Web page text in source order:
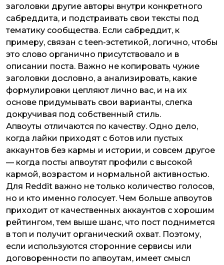
заголовки другие авторы внутри конкретного
сабреддита, и подстраивать свои тексты под
тематику сообщества. Если сабреддит, к
примеру, связан с teen-эстетикой, логично, чтобы
это слово органично присутствовало и в
описании поста. Важно не копировать чужие
заголовки дословно, а анализировать, какие
формулировки цепляют лично вас, и на их
основе придумывать свои варианты, слегка
докручивая под собственный стиль.
Апвоуты отличаются по качеству. Одно дело,
когда лайки приходят с ботов или пустых
аккаунтов без кармы и истории, и совсем другое
— когда посты апвоутят профили с высокой
кармой, возрастом и нормальной активностью.
Для Reddit важно не только количество голосов,
но и кто именно голосует. Чем больше апвоутов
приходит от качественных аккаунтов с хорошим
рейтингом, тем выше шанс, что пост поднимется
в топ и получит органический охват. Поэтому,
если используются сторонние сервисы или
договоренности по апвоутам, имеет смысл